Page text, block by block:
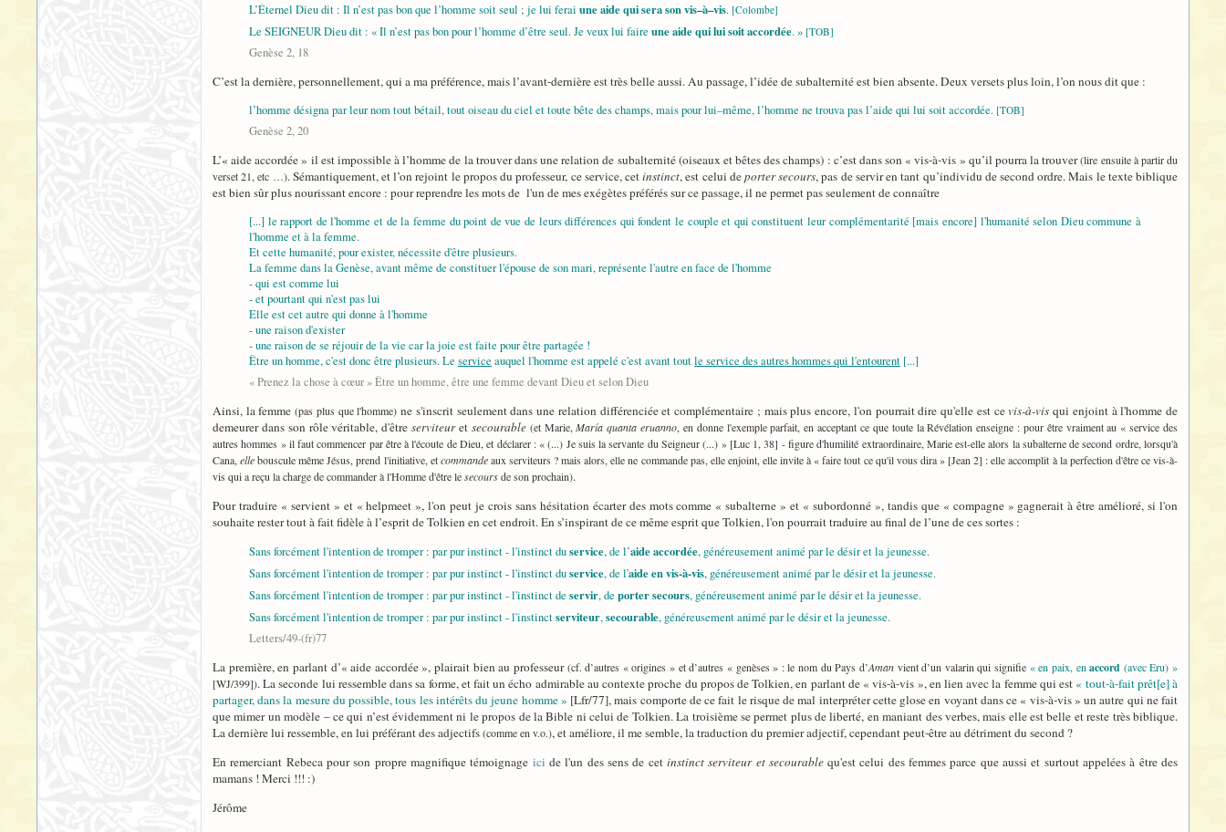
L’Éternel Dieu dit : Il n’est pas bon que l’homme soit seul ; je lui ferai une aide qui sera son vis–à–vis. [Colombe]
Le SEIGNEUR Dieu dit : « Il n’est pas bon pour l’homme d’être seul. Je veux lui faire une aide qui lui soit accordée. » [TOB]
Genèse 2, 18
C’est la dernière, personnellement, qui a ma préférence, mais l’avant-dernière est très belle aussi. Au passage, l’idée de subalternité est bien absente. Deux versets plus loin, l’on nous dit que :
l’homme désigna par leur nom tout bétail, tout oiseau du ciel et toute bête des champs, mais pour lui–même, l’homme ne trouva pas l’aide qui lui soit accordée. [TOB]
Genèse 2, 20
L’« aide accordée » il est impossible à l’homme de la trouver dans une relation de subalternité (oiseaux et bêtes des champs) : c’est dans son « vis-à-vis » qu’il pourra la trouver(lire ensuite à partir du
verset 21, etc …). Sémantiquement, et l’on rejoint le propos du professeur, ce service, cetinstinct, est celui deporter secours, pas de servir en tant qu’individu de second ordre. Mais le texte biblique
est bien sûr plus nourissant encore : pour reprendre les mots de l'un de mes exégètes préférés sur ce passage, il ne permet pas seulement de connaître
[...] le rapport de l'homme et de la femme du point de vue de leurs différences qui fondent le couple et qui constituent leur complémentarité [mais encore] l'humanité selon Dieu commune à
l'homme et à la femme.
Et cette humanité, pour exister, nécessite d'être plusieurs.
La femme dans la Genèse, avant même de constituer l'épouse de son mari, représente l'autre en face de l'homme
- qui est comme lui
- et pourtant qui n'est pas lui
Elle est cet autre qui donne à l'homme
- une raison d'exister
- une raison de se réjouir de la vie car la joie est faite pour être partagée !
Être un homme, c'est donc être plusieurs. Le service auquel l'homme est appelé c'est avant toutle service des autres hommes qui l'entourent [...]
« Prenez la chose à cœur » Être un homme, être une femme devant Dieu et selon Dieu
Ainsi, la femme(pas plus que l'homme) ne s'inscrit seulement dans une relation différenciée et complémentaire ; mais plus encore, l'on pourrait dire qu'elle est cevis-à-vis qui enjoint à l'homme de
demeurer dans son rôle véritable, d'êtreserviteuret secourable (et Marie,María quanta eruanno, en donne l'exemple parfait, en acceptant ce que toute la Révélation enseigne : pour être vraiment au « service des
autres hommes » il faut commencer par être à l'écoute de Dieu, et déclarer : « (...) Je suis la servante du Seigneur (...) » [Luc 1, 38] - figure d'humilité extraordinaire, Marie est-elle alors la subalterne de second ordre, lorsqu'à
Cana,ellebouscule même Jésus, prend l'initiative, etcommandeaux serviteurs ? mais alors, elle ne commande pas, elle enjoint, elle invite à « faire tout ce qu'il vous dira » [Jean 2] : elle accomplit à la perfection d'être ce vis-à-
vis qui a reçu la charge de commander à l'Homme d'être lesecoursde son prochain).
Pour traduire « servient » et « helpmeet », l'on peut je crois sans hésitation écarter des mots comme « subalterne » et « subordonné », tandis que « compagne » gagnerait à être amélioré, si l'on
souhaite rester tout à fait fidèle à l’esprit de Tolkien en cet endroit. En s’inspirant de ce même esprit que Tolkien, l'on pourrait traduire au final de l’une de ces sortes :
Sans forcément l'intention de tromper : par pur instinct - l'instinct duservice, de l’aide accordée, généreusement animé par le désir et la jeunesse.
Sans forcément l'intention de tromper : par pur instinct - l'instinct duservice, de l'aide en vis-à-vis, généreusement animé par le désir et la jeunesse.
Sans forcément l'intention de tromper : par pur instinct - l'instinct de servir, de porter secours, généreusement animé par le désir et la jeunesse.
Sans forcément l'intention de tromper : par pur instinct - l'instinctserviteur,secourable, généreusement animé par le désir et la jeunesse.
Letters/49-(fr)77
La première, en parlant d’« aide accordée », plairait bien au professeur(cf. d’autres « origines » et d’autres « genèses » : le nom du Pays d’Amanvient d’un valarin qui signifie « en paix, enaccord (avec Eru) »
[WJ/399]). La seconde lui ressemble dans sa forme, et fait un écho admirable au contexte proche du propos de Tolkien, en parlant de « vis-à-vis », en lien avec la femme qui est « tout-à-fait prêt[e] à
partager, dans la mesure du possible, tous les intérêts du jeune homme » [Lfr/77], mais comporte de ce fait le risque de mal interpréter cette glose en voyant dans ce « vis-à-vis » un autre qui ne fait
que mimer un modèle – ce qui n’est évidemment ni le propos de la Bible ni celui de Tolkien. La troisième se permet plus de liberté, en maniant des verbes, mais elle est belle et reste très biblique.
La dernière lui ressemble, en lui préférant des adjectifs(comme en v.o.), et améliore, il me semble, la traduction du premier adjectif, cependant peut-être au détriment du second ?
En remerciant Rebeca pour son propre magnifique témoignage ici de l'un des sens de cet instinct serviteur et secourablequ'est celui des femmes parce que aussi et surtout appelées à être des
mamans ! Merci !!! :)
Jérôme